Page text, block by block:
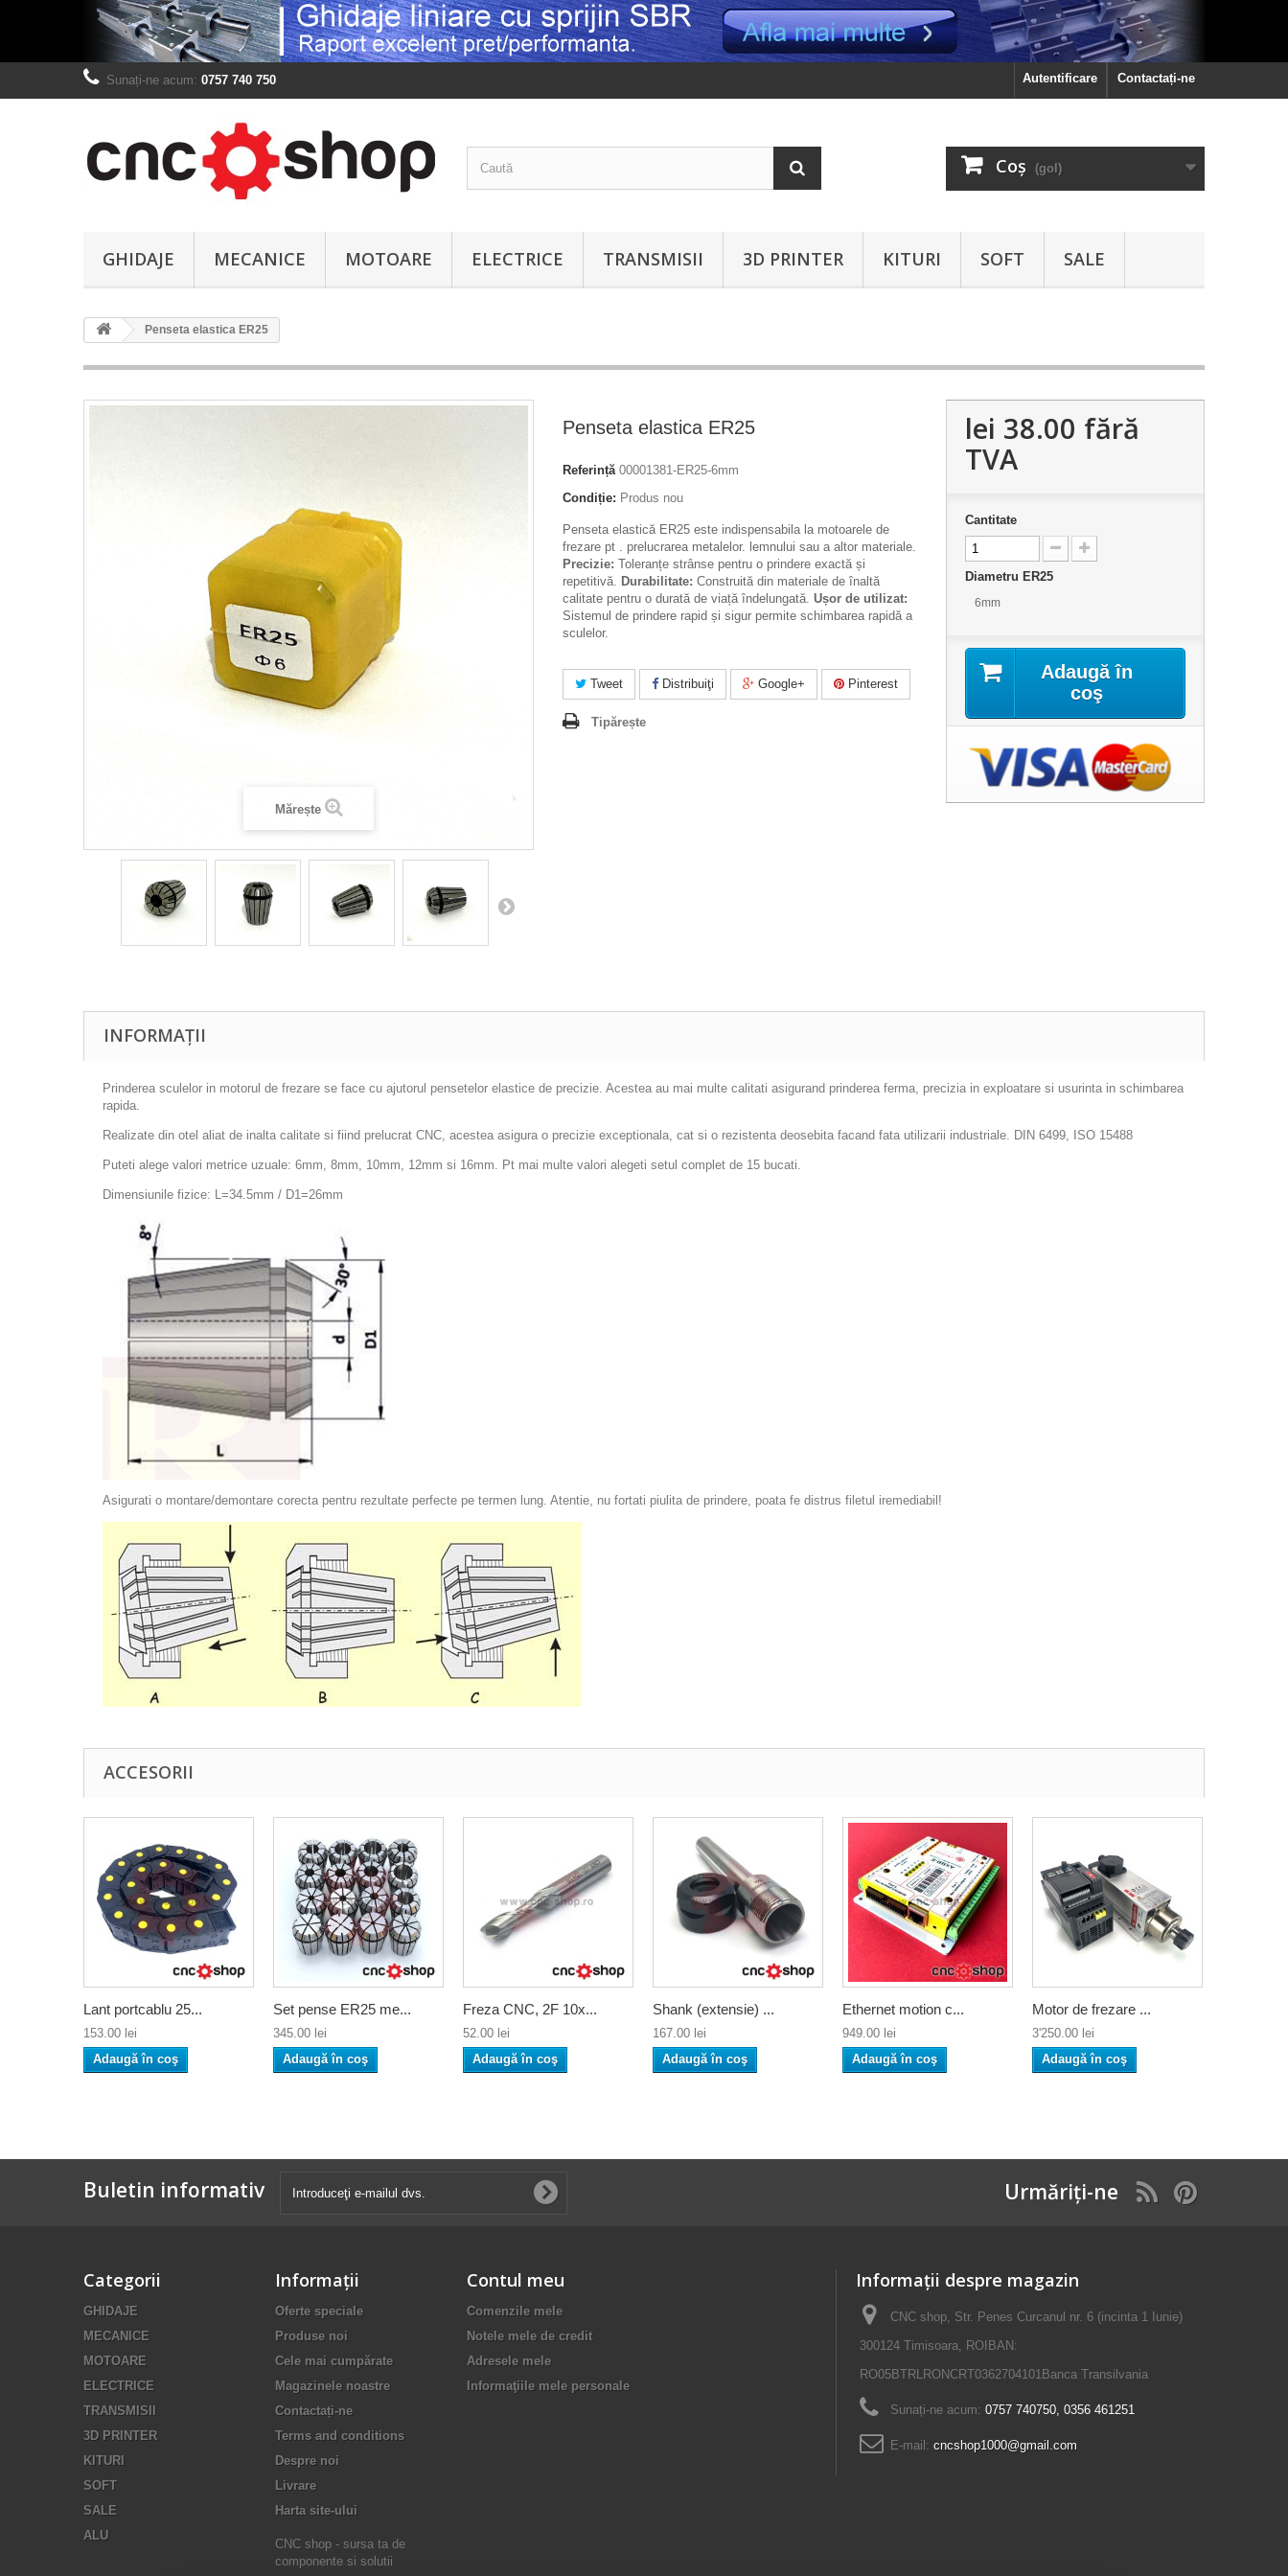
Contactați-ne
Sunați-ne acum: 0757 740 750 Autentificare
Coş (gol)
GHIDAJE MECANICE MOTOARE ELECTRICE TRANSMISII 3D PRINTER KITURI SOFT SALE
Penseta elastica ER25
Mărește
Penseta elastica ER25
Referință 00001381-ER25-6mm
Condiție: Produs nou
Penseta elastică ER25 este indispensabila la motoarele de
frezare pt . prelucrarea metalelor. lemnului sau a altor materiale.
Precizie: Toleranțe strânse pentru o prindere exactă și
repetitivă.
Durabilitate: Construită din materiale de înaltă
calitate pentru o durată de viață îndelungată. Ușor de utilizat:
Sistemul de prindere rapid și sigur permite schimbarea rapidă a
sculelor.
Tweet Distribuiţi Google+ Pinterest
Tipărește
lei 38.00 fără
TVA
Cantitate
Diametru ER25
6mm
Adaugă în
coş
INFORMAȚII
Prinderea sculelor in motorul de frezare se face cu ajutorul pensetelor elastice de precizie. Acestea au mai multe calitati asigurand prinderea ferma, precizia in exploatare si usurinta in schimbarea
rapida.
Realizate din otel aliat de inalta calitate si fiind prelucrat CNC, acestea asigura o precizie exceptionala, cat si o rezistenta deosebita facand fata utilizarii industriale. DIN 6499, ISO 15488
Puteti alege valori metrice uzuale: 6mm, 8mm, 10mm, 12mm si 16mm. Pt mai multe valori alegeti setul complet de 15 bucati.
Dimensiunile fizice: L=34.5mm / D1=26mm
Asigurati o montare/demontare corecta pentru rezultate perfecte pe termen lung. Atentie, nu fortati piulita de prindere, poata fe distrus filetul iremediabil!
ACCESORII
Lant portcablu 25...
153.00 lei
Adaugă în coş
Set pense ER25 me...
345.00 lei
Adaugă în coş
Freza CNC, 2F 10x...
52.00 lei
Adaugă în coş
Shank (extensie) ...
167.00 lei
Adaugă în coş
Ethernet motion c...
949.00 lei
Adaugă în coş
Motor de frezare ...
3'250.00 lei
Adaugă în coş
Buletin informativ Urmăriți-ne
Categorii
GHIDAJE
MECANICE
MOTOARE
ELECTRICE
TRANSMISII
3D PRINTER
KITURI
SOFT
SALE
ALU
Informaţii
Oferte speciale
Produse noi
Cele mai cumpărate
Magazinele noastre
Contactați-ne
Terms and conditions
Despre noi
Livrare
Harta site-ului
CNC shop - sursa ta de
componente si solutii
Contul meu
Comenzile mele
Notele mele de credit
Adresele mele
Informaţiile mele personale
Informații despre magazin
CNC shop, Str. Penes Curcanul nr. 6 (incinta 1 Iunie)
300124 Timisoara, ROIBAN:
RO05BTRLRONCRT0362704101Banca Transilvania
Sunați-ne acum: 0757 740750, 0356 461251
E-mail: cncshop1000@gmail.com